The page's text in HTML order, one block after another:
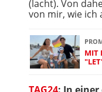
(lacht). Von
von mir, wie ich
MIT